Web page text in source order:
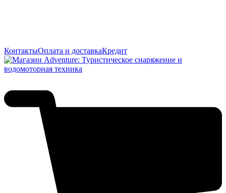
КонтактыОплата и доставкаКредит